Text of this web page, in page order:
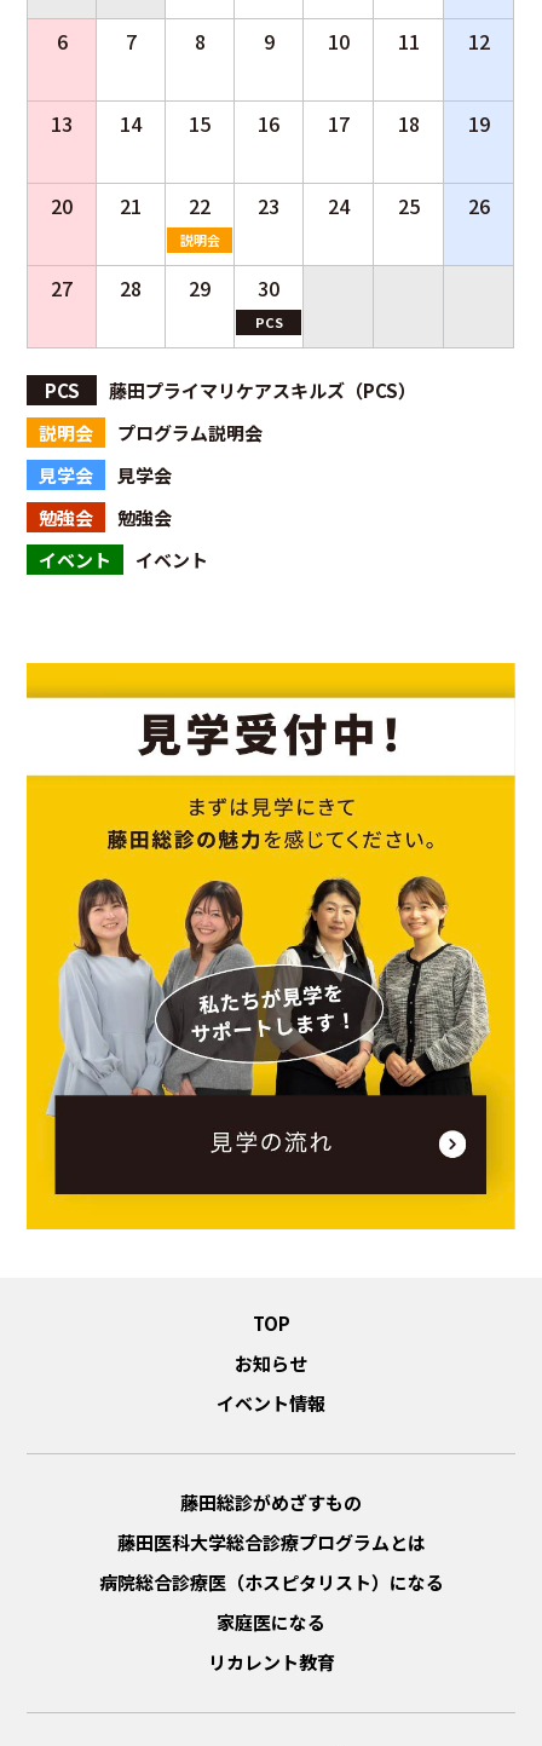
6 7 8 9 10 11 12
13 14 15 16 17 18 19
20 21 22
説明会
23 24 25 26
27 28 29 30
PCS
PCS
藤田プライマリケアスキルズ（PCS）
説明会
プログラム説明会
見学会
見学会
勉強会
勉強会
イベント
イベント
TOP
お知らせ
イベント情報
藤田総診がめざすもの
藤田医科大学総合診療プログラムとは
病院総合診療医（ホスピタリスト）になる
家庭医になる
リカレント教育